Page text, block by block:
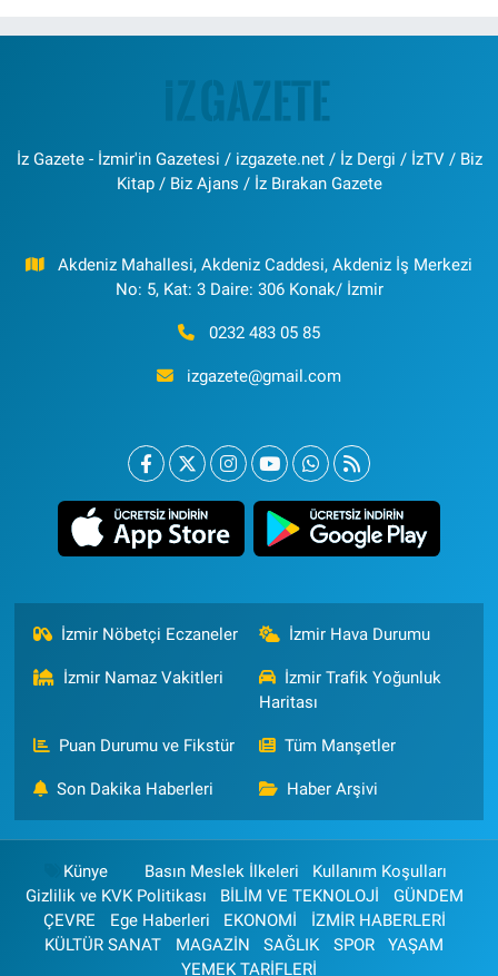
İz Gazete - İzmir'in Gazetesi / izgazete.net / İz Dergi / İzTV / Biz
Kitap / Biz Ajans / İz Bırakan Gazete
Akdeniz Mahallesi, Akdeniz Caddesi, Akdeniz İş Merkezi
No: 5, Kat: 3 Daire: 306 Konak/ İzmir
0232 483 05 85
izgazete@gmail.com
İzmir Nöbetçi Eczaneler İzmir Hava Durumu
İzmir Namaz Vakitleri
İzmir Trafik Yoğunluk
Haritası
Puan Durumu ve Fikstür Tüm Manşetler
Son Dakika Haberleri Haber Arşivi
Künye Basın Meslek İlkeleri
Kullanım Koşulları
Gizlilik ve KVK Politikası
BİLİM VE TEKNOLOJİ
GÜNDEM
ÇEVRE
Ege Haberleri EKONOMİ
İZMİR HABERLERİ
KÜLTÜR SANAT
MAGAZİN SAĞLIK SPOR
YAŞAM
YEMEK TARİFLERİ